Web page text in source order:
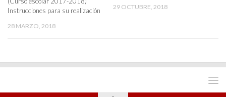
Instrucciones para su realización
28 MARZO, 2018
29 OCTUBRE, 2018